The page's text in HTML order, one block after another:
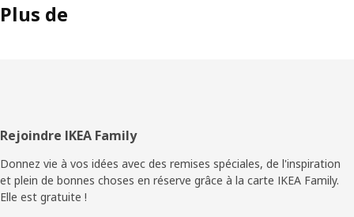
Plus de
Pied
de
page
Rejoindre IKEA Family
Donnez vie à vos idées avec des remises spéciales, de l'inspiration
et plein de bonnes choses en réserve grâce à la carte IKEA Family.
Elle est gratuite !